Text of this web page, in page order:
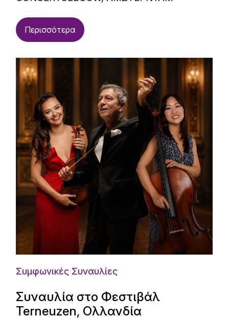
Περισσότερα
Συμφωνικές Συναυλίες
Συναυλία στο Φεστιβάλ
Terneuzen, Ολλανδία